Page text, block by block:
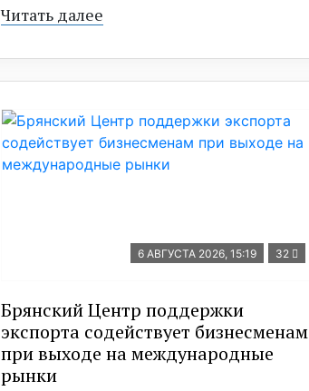
Читать далее
6 АВГУСТА 2026, 15:19 32
Брянский Центр поддержки
экспорта содействует бизнесменам
при выходе на международные
рынки